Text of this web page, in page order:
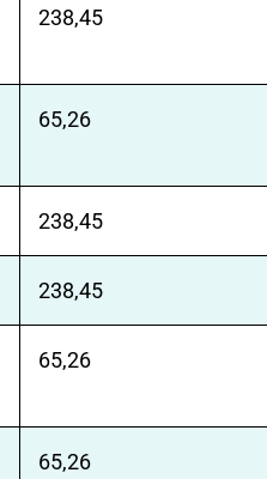
238,45
65,26
238,45
238,45
65,26
65,26